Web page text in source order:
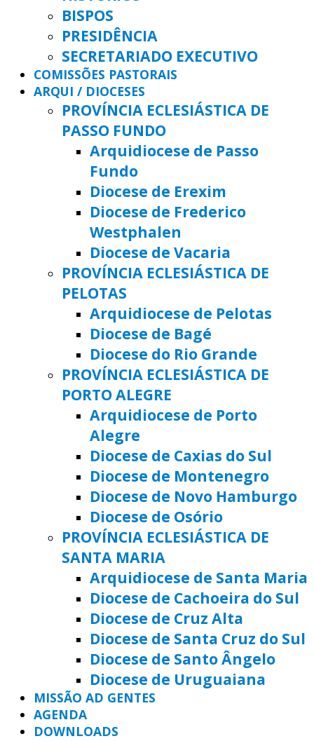
BISPOS
PRESIDÊNCIA
SECRETARIADO EXECUTIVO
COMISSÕES PASTORAIS
ARQUI / DIOCESES
PROVÍNCIA ECLESIÁSTICA DE
PASSO FUNDO
Arquidiocese de Passo
Fundo
Diocese de Erexim
Diocese de Frederico
Westphalen
Diocese de Vacaria
PROVÍNCIA ECLESIÁSTICA DE
PELOTAS
Arquidiocese de Pelotas
Diocese de Bagé
Diocese do Rio Grande
PROVÍNCIA ECLESIÁSTICA DE
PORTO ALEGRE
Arquidiocese de Porto
Alegre
Diocese de Caxias do Sul
Diocese de Montenegro
Diocese de Novo Hamburgo
Diocese de Osório
PROVÍNCIA ECLESIÁSTICA DE
SANTA MARIA
Arquidiocese de Santa Maria
Diocese de Cachoeira do Sul
Diocese de Cruz Alta
Diocese de Santa Cruz do Sul
Diocese de Santo Ângelo
Diocese de Uruguaiana
MISSÃO AD GENTES
AGENDA
DOWNLOADS